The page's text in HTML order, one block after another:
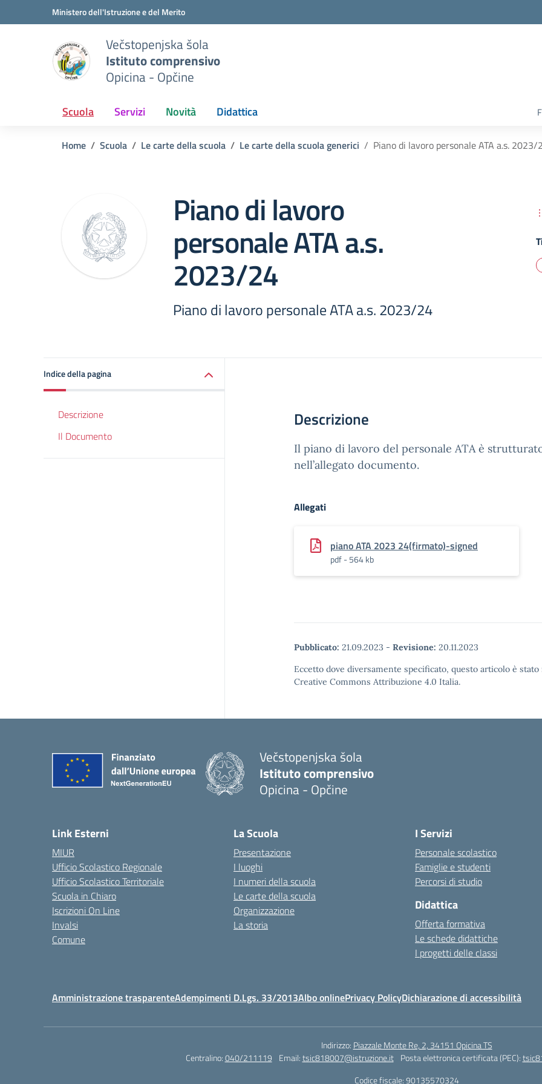
Vai ai contenuti
Vai al menu di navigazioneMinistero dell'Istruzione e del Merito
Večstopenjska šola
Istituto comprensivo
Opicina - Opčine
Scuola Servizi Novità Didattica
Home Scuola Le carte della scuola Le carte della scuola generici Piano di lavoro personale ATA a.s. 2023/
Piano di lavoro
personale ATA a.s.
2023/24
Piano di lavoro personale ATA a.s. 2023/24
Indice della pagina
Descrizione
Il Documento
Descrizione
Il piano di lavoro del personale ATA è
nell’allegato documento.
Allegati
piano ATA 2023 24(firmato)-signed
pdf - 564 kb
Pubblicato: 21.09.2023 - Revisione: 20.11.2023
Eccetto dove diversamente specificato, questo articolo è
Creative Commons Attribuzione 4.0 Italia.
Večstopenjska šola
Istituto comprensivo
Opicina - Opčine
Link Esterni
MIUR
Ufficio Scolastico Regionale
Ufficio Scolastico Territoriale
Scuola in Chiaro
Iscrizioni On Line
Invalsi
Comune
La Scuola
Presentazione
I luoghi
I numeri della scuola
Le carte della scuola
Organizzazione
La storia
I Servizi
Personale scolastico
Famiglie e studenti
Percorsi di studio
Didattica
Offerta formativa
Le schede didattiche
I progetti delle classi
Amministrazione trasparenteAdempimenti D.Lgs. 33/2013Albo onlinePrivacy PolicyDichiarazione di accessibilità
Indirizzo: Piazzale Monte Re, 2, 34151 Opicina TS
Centralino:040/211119 Email:tsic818007@istruzione.it Posta elettronica certificata (PEC):
Codice fiscale: 90135570324